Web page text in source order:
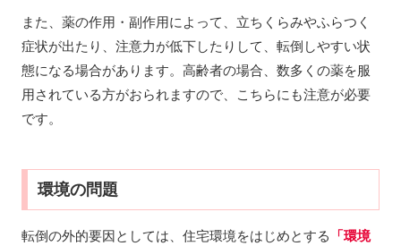
また、薬の作用・副作用によって、立ちくらみやふらつく
症状が出たり、注意力が低下したりして、転倒しやすい状
態になる場合があります。高齢者の場合、数多くの薬を服
用されている方がおられますので、こちらにも注意が必要
です。
環境の問題
転倒の外的要因としては、住宅環境をはじめとする 「環境